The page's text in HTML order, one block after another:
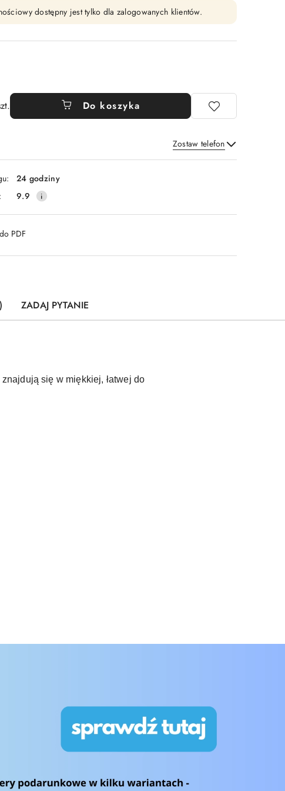
dostępny jest tylko dla zalogowanych klientów.
Do koszyka
Zostaw telefon
Wyślij
24 godziny
9.9
PDF
ZADAJ PYTANIE
się w miękkiej, łatwej do